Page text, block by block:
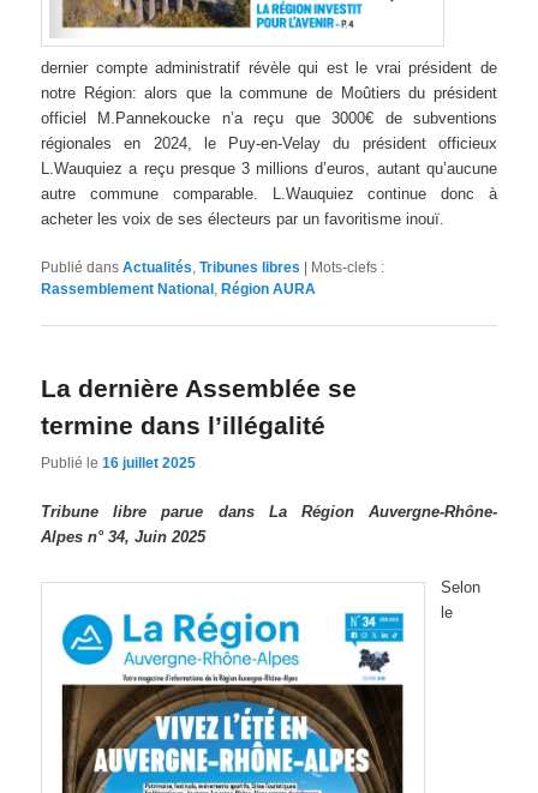
dernier compte administratif révèle qui est le vrai président de
notre Région: alors que la commune de Moûtiers du président
officiel M.Pannekoucke n’a reçu que 3000€ de subventions
régionales en 2024, le Puy-en-Velay du président officieux
L.Wauquiez a reçu presque 3 millions d’euros, autant qu’aucune
autre commune comparable. L.Wauquiez continue donc à
acheter les voix de ses électeurs par un favoritisme inouï.
Publié dans Actualités,Tribunes libres
Mots-clefs :
Rassemblement National , Région AURA
La dernière Assemblée se
termine dans l’illégalité
Publié le16 juillet 2025
Tribune libre parue dans La Région Auvergne-Rhône-
Alpes n° 34, Juin 2025
Selon
le